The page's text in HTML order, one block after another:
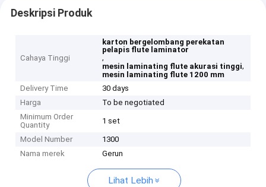
Deskripsi Produk
Cahaya Tinggi
karton bergelombang perekatan
pelapis flute laminator
,
mesin laminating flute akurasi tinggi,
mesin laminating flute 1200 mm
Delivery Time
30 days
Harga
To be negotiated
Minimum Order
Quantity
1 set
Model Number
1300
Nama merek
Gerun
Lihat Lebih